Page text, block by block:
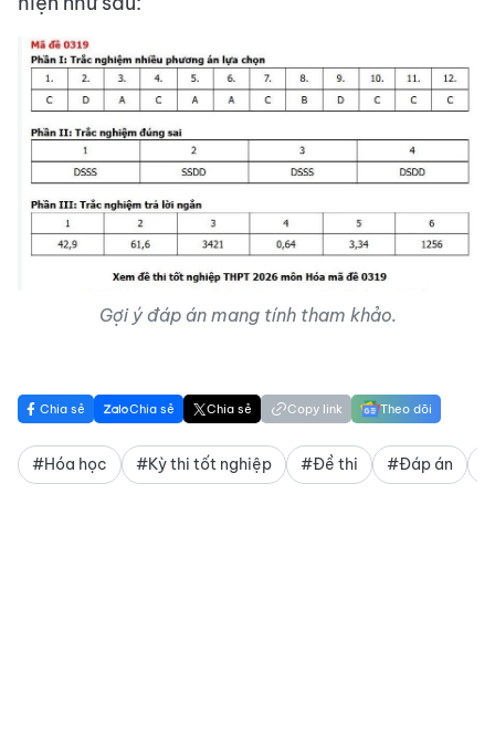
Gợi ý đáp án mang tính tham khảo.
Chia sẻ Chia sẻ Chia sẻ Copy link Theo dõi
#Hóa học #Kỳ thi tốt nghiệp #Đề thi #Đáp án